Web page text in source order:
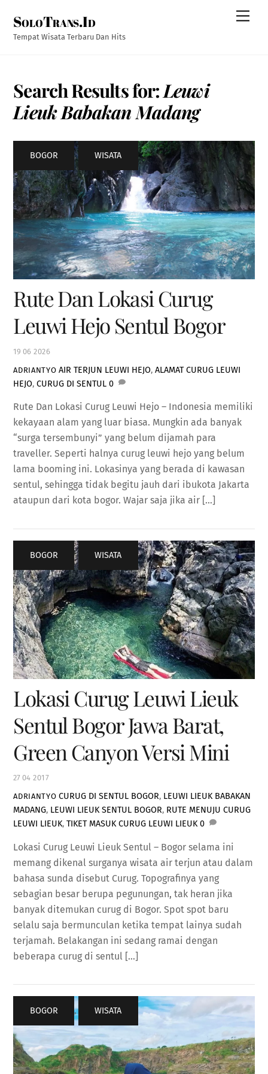
content
SoloTrans.Id
Tempat Wisata Terbaru Dan Hits
Search Results for:Leuwi
Lieuk Babakan Madang
19 06 2026
Rute Dan Lokasi Curug
Leuwi Hejo Sentul Bogor
ADRIANTYO
BOGOR , WISATA
AIR TERJUN LEUWI HEJO,ALAMAT CURUG LEUWI
HEJO,CURUG DI SENTUL 0
Rute Dan Lokasi Curug Leuwi Hejo – Indonesia memiliki
kekayaan alam yang luar biasa. Mungkin ada banyak
“surga tersembunyi” yang belum dijamah para
traveller. Seperti halnya curug leuwi hejo yang belum
lama booming ini. Lokasinya yang berada di kawasan
sentul, sehingga tidak begitu jauh dari ibukota Jakarta
ataupun dari kota bogor. Wajar saja jika air […]
27 04 2017
Lokasi Curug Leuwi Lieuk
Sentul Bogor Jawa Barat,
Green Canyon Versi Mini
ADRIANTYO
BOGOR , WISATA
CURUG DI SENTUL BOGOR, LEUWI LIEUK BABAKAN
MADANG, LEUWI LIEUK SENTUL BOGOR, RUTE MENUJU CURUG
LEUWI LIEUK,TIKET MASUK CURUG LEUWI LIEUK 0
Lokasi Curug Leuwi Lieuk Sentul – Bogor selama ini
memang dikenal surganya wisata air terjun atau dalam
bahasa sunda disebut Curug. Topografinya yang
sebagian besar berupa pegunungan, tak heran jika
banyak ditemukan curug di Bogor. Spot spot baru
selalu saja bermunculan ketika tempat lainya sudah
terjamah. Belakangan ini sedang ramai dengan
beberapa curug di sentul […]
BOGOR , WISATA